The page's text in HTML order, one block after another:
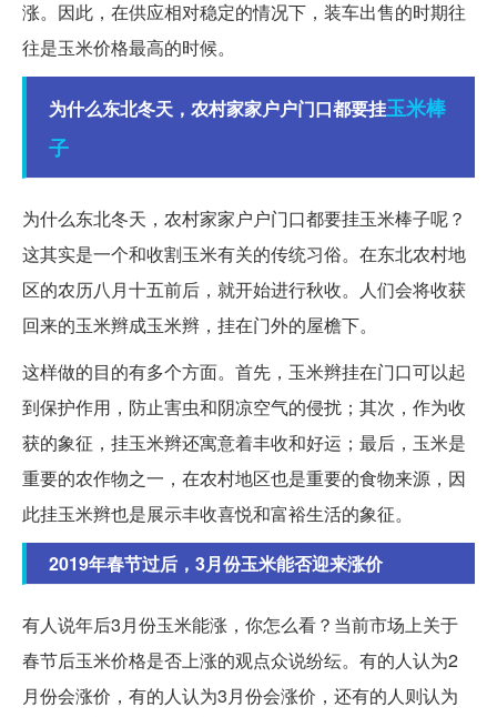
涨。因此，在供应相对稳定的情况下，装车出售的时期往
往是玉米价格最高的时候。
为什么东北冬天，农村家家户户门口都要挂玉米棒
子
为什么东北冬天，农村家家户户门口都要挂玉米棒子呢？
这其实是一个和收割玉米有关的传统习俗。在东北农村地
区的农历八月十五前后，就开始进行秋收。人们会将收获
回来的玉米辫成玉米辫，挂在门外的屋檐下。
这样做的目的有多个方面。首先，玉米辫挂在门口可以起
到保护作用，防止害虫和阴凉空气的侵扰；其次，作为收
获的象征，挂玉米辫还寓意着丰收和好运；最后，玉米是
重要的农作物之一，在农村地区也是重要的食物来源，因
此挂玉米辫也是展示丰收喜悦和富裕生活的象征。
2019年春节过后，3月份玉米能否迎来涨价
有人说年后3月份玉米能涨，你怎么看？当前市场上关于
春节后玉米价格是否上涨的观点众说纷纭。有的人认为2
月份会涨价，有的人认为3月份会涨价，还有的人则认为